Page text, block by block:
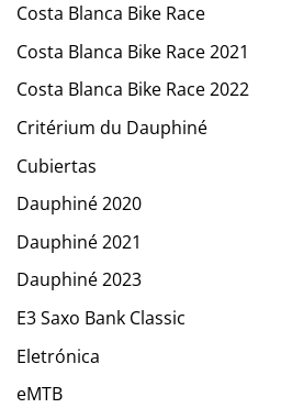
Costa Blanca Bike Race
Costa Blanca Bike Race 2021
Costa Blanca Bike Race 2022
Critérium du Dauphiné
Cubiertas
Dauphiné 2020
Dauphiné 2021
Dauphiné 2023
E3 Saxo Bank Classic
Eletrónica
eMTB